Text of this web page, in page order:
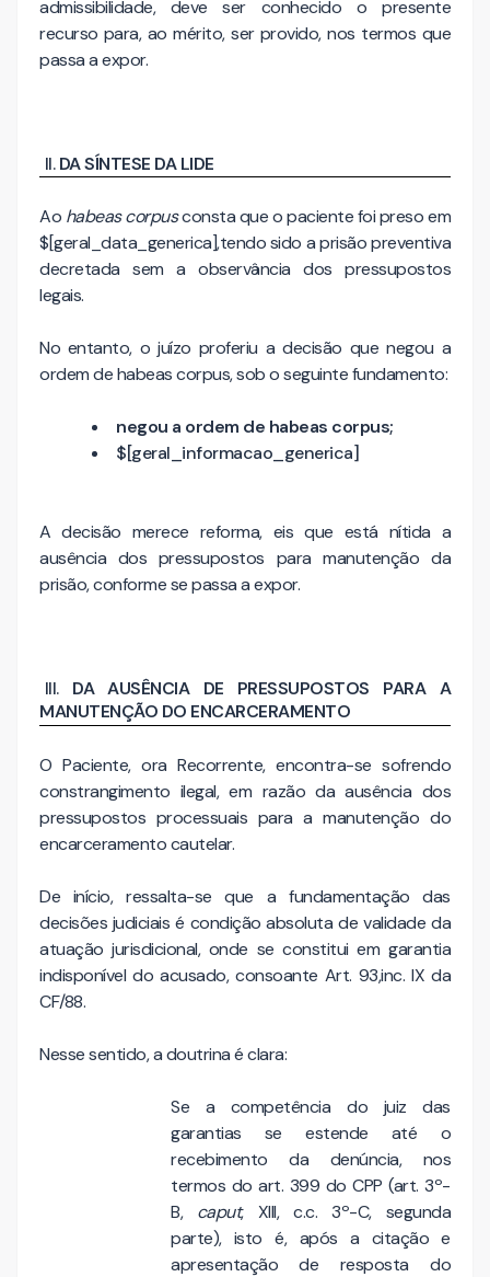
admissibilidade, deve ser conhecido o presente
recurso para, ao mérito, ser provido, nos termos que
passa a expor.
DA SÍNTESE DA LIDE
Ao habeas corpusconsta que o paciente foi preso em
$[geral_data_generica],tendo sido a prisão preventiva
decretada sem a observância dos pressupostos
legais.
No entanto, o juízo proferiu a decisão que negou a
ordem de habeas corpus, sob o seguinte fundamento:
negou a ordem de habeas corpus;
$[geral_informacao_generica]
A decisão merece reforma, eis que está nítida a
ausência dos pressupostos para manutenção da
prisão, conforme se passa a expor.
DA AUSÊNCIA DE PRESSUPOSTOS PARA A
MANUTENÇÃO DO ENCARCERAMENTO
O Paciente, ora Recorrente, encontra-se sofrendo
constrangimento ilegal, em razão da ausência dos
pressupostos processuais para a manutenção do
encarceramento cautelar.
De início, ressalta-se que a fundamentação das
decisões judiciais é condição absoluta de validade da
atuação jurisdicional, onde se constitui em garantia
indisponível do acusado, consoante Art. 93,inc. IX da
CF/88.
Nesse sentido, a doutrina é clara:
Se a competência do juiz das
garantias se estende até o
recebimento da denúncia, nos
termos do art. 399 do CPP (art. 3º-
B,caput, XIII, c.c. 3º-C, segunda
parte), isto é, após a citação e
apresentação de resposta do